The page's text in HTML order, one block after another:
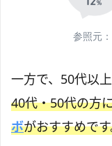
参照元：
一方で、50代以
40代・50代の方
ボがおすすめで